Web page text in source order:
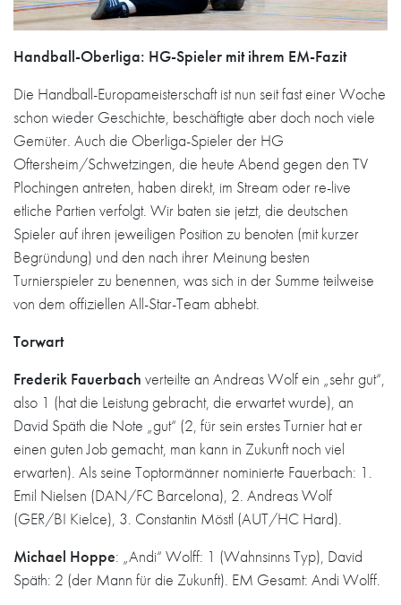
Handball-Oberliga: HG-Spieler mit ihrem EM-Fazit
Die Handball-Europameisterschaft ist nun seit fast einer Woche
schon wieder Geschichte, beschäftigte aber doch noch viele
Gemüter. Auch die Oberliga-Spieler der HG
Oftersheim/Schwetzingen, die heute Abend gegen den TV
Plochingen antreten, haben direkt, im Stream oder re-live
etliche Partien verfolgt. Wir baten sie jetzt, die deutschen
Spieler auf ihren jeweiligen Position zu benoten (mit kurzer
Begründung) und den nach ihrer Meinung besten
Turnierspieler zu benennen, was sich in der Summe teilweise
von dem offiziellen All-Star-Team abhebt.
Torwart
Frederik Fauerbach verteilte an Andreas Wolf ein „sehr gut“,
also 1 (hat die Leistung gebracht, die erwartet wurde), an
David Späth die Note „gut“ (2, für sein erstes Turnier hat er
einen guten Job gemacht, man kann in Zukunft noch viel
erwarten). Als seine Toptormänner nominierte Fauerbach: 1.
Emil Nielsen (DAN/FC Barcelona), 2. Andreas Wolf
(GER/BI Kielce), 3. Constantin Möstl (AUT/HC Hard).
Michael Hoppe: „Andi“ Wolff: 1 (Wahnsinns Typ), David
Späth: 2 (der Mann für die Zukunft). EM Gesamt: Andi Wolff.